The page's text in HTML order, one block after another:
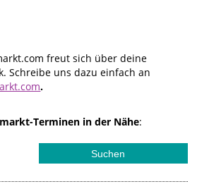
freut sich über deine
Schreibe uns dazu einfach an
.
Terminen in der Nähe: